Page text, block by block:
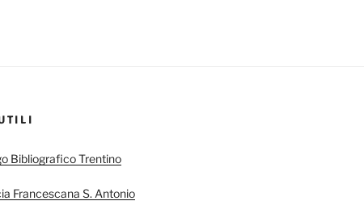
Bibliografico Trentino
Francescana S. Antonio